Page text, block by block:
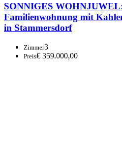
SONNIGES
Familienwohnung mit
in Stammersdorf
Zimmer3
Preis€ 359.000,00